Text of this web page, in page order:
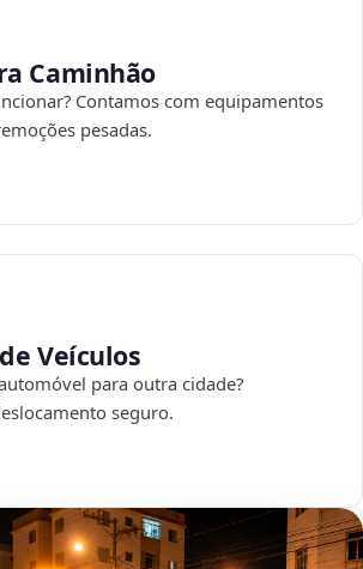
Caminhão
Contamos com equipamentos
pesadas.
Veículos
para outra cidade?
seguro.